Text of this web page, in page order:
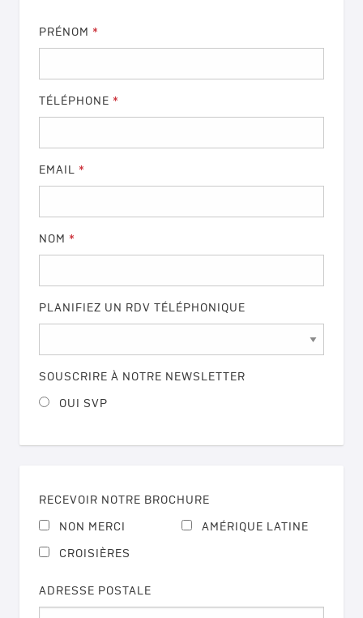
PRÉNOM *
TÉLÉPHONE *
EMAIL *
NOM *
PLANIFIEZ UN RDV TÉLÉPHONIQUE
SOUSCRIRE À NOTRE NEWSLETTER
OUI SVP
RECEVOIR NOTRE BROCHURE
NON MERCI AMÉRIQUE LATINE
CROISIÈRES
ADRESSE POSTALE